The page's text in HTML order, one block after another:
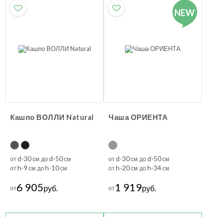
Кашпо ВОЛЛИ Natural
отd-30см доd-50см
отh-9 см доh-10см
от6 905руб.
NEW
Чаша ОРИЕНТА
отd-30см доd-50см
отh-20см доh-34см
от1 919руб.